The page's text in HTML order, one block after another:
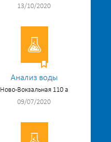
13/10/2020
Анализ воды
Ново-Вокзальная 110 а
09/07/2020